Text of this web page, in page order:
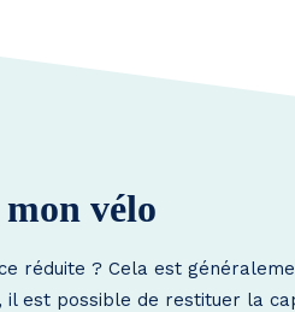
vélo
réduite ? Cela est
est possible de restituer la